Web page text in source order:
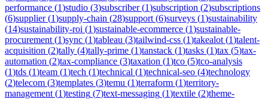
performance (1)studio (3)subscriber(1)subscription (2)subscriptions
(6)supplier(1)supply-chain (28)support (6)surveys (1)sustainability
(14)sustainability-roi (1)sustainable-ecommerce (1)sustainable-
procurement (1)sync (1)tableau (3)tailwind-css (1)takealot (1)talent-
acquisition (2)tally (4)tally-prime (1)tanstack (1)tasks (1)tax (5)tax-
automation (2)tax-compliance (3)taxation (1)tco (5)tco-analysis
(1)tds (1)team (1)tech (1)technical (1)technical-seo (4)technology
(2)telecom (3)templates (3)temu (1)terraform (1)territory-
management (1)testing (7)text-messaging (1)textile (2)theme-